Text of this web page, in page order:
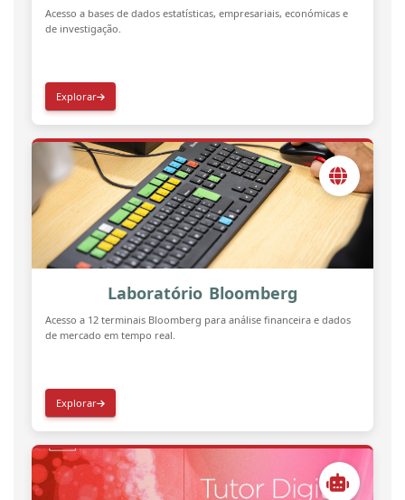
Acesso a bases de dados estatísticas, empresariais, económicas e
de investigação.
Explorar
Laboratório Bloomberg
Acesso a 12 terminais Bloomberg para análise financeira e dados
de mercado em tempo real.
Explorar